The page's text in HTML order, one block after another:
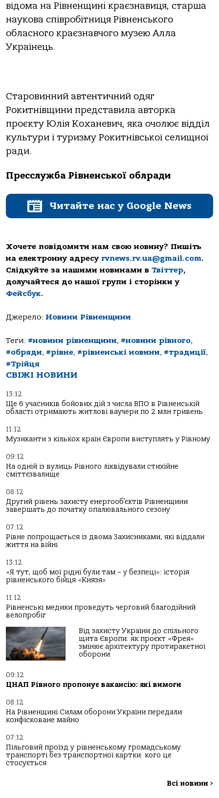
відома на Рівненщині краєзнавиця, старша
наукова співробітниця Рівненського
обласного краєзнавчого музею Алла
Українець.
Старовинний автентичний одяг
Рокитнівщини представила авторка
проєкту Юлія Коханевич, яка очолює відділ
культури і туризму Рокитнівської селищної
ради.
Пресслужба Рівненської облради
Читайте нас у Google News
Хочете повідомити нам свою новину? Пишіть
на електронну адресу rvnews.rv.ua@gmail.com.
Слідкуйте за нашими новинами в Твіттер,
долучайтеся до нашої групи і сторінки у
Фейсбук.
Джерело: Новини Рівненщини
Теги: #новини рівненщини, #новини рівного,
#обряди, #рівне, #рівненські новини, #традиції,
#Трійця
СВІЖІ НОВИНИ
13:12
Ще 6 учасників бойових дій з числа ВПО в Рівненській
області отримають житлові ваучери по 2 млн гривень
11:12
Музиканти з кількох країн Європи виступлять у Рівному
09:12
На одній із вулиць Рівного ліквідували стихійне
сміттєзвалище
08:12
Другий рівень захисту енергооб’єктів Рівненщини
завершать до початку опалювального сезону
07:12
Рівне попрощається із двома Захисниками, які віддали
життя на війні
13:12
«Я тут, щоб мої рідні були там – у безпеці»: історія
рівненського бійця «Князя»
11:12
Рівненські медики проведуть черговий благодійний
велопробіг
Від захисту України до спільного
щита Європи: як проєкт «Фрея»
змінює архітектуру протиракетної
оборони
09:12
ЦНАП Рівного пропонує вакансію: які вимоги
08:12
На Рівненщині Силам оборони України передали
конфісковане майно
07:12
Пільговий проїзд у рівненському громадському
транспорті без транспортної картки: кого це
стосується
Всі новини >